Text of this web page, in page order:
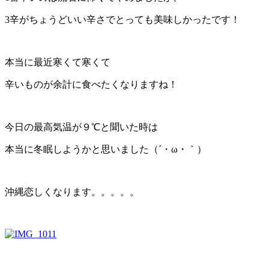
3辛がちょうどいい辛さでとっても美味しかったです！
本当に最近寒くて寒くて
辛いものが余計に食べたくなりますね！
今日の最高気温が９℃と聞いた時は
本当に冬眠しようかと思いました（´・ω・｀）
沖縄恋しくなります。。。。。